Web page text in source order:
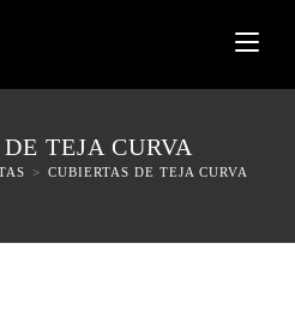
TEJA CURVA
> CUBIERTAS DE TEJA CURVA